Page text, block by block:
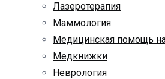
Лазеротерапия
Маммология
Медицинская помощь
Медкнижки
Неврология